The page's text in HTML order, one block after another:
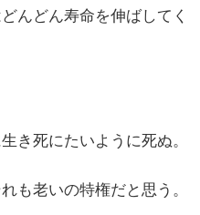
んどん寿命を伸ばしてく
き死にたいように死ぬ。
も老いの特権だと思う。